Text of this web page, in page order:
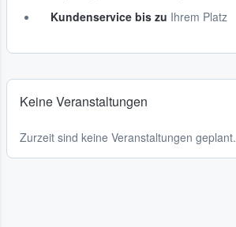
Kundenservice bis zu Ihrem Platz
Keine Veranstaltungen
Zurzeit sind keine Veranstaltungen geplant.